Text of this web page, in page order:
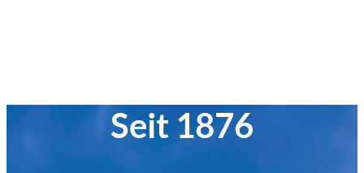
Seit 1876